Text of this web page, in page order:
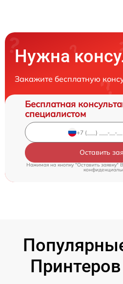
Нужна
Закажите бесплатную
Бесплатная
специалистом
Оставить
Нажимая на кнопку "Оставить заявку"